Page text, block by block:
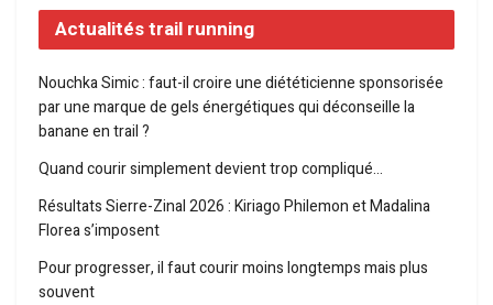
Actualités trail running
Nouchka Simic : faut-il croire une diététicienne sponsorisée
par une marque de gels énergétiques qui déconseille la
banane en trail ?
Quand courir simplement devient trop compliqué…
Résultats Sierre-Zinal 2026 : Kiriago Philemon et Madalina
Florea s’imposent
Pour progresser, il faut courir moins longtemps mais plus
souvent